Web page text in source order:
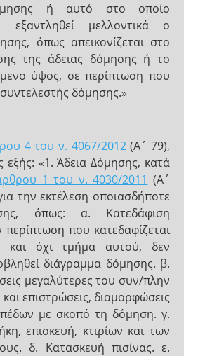
ή αυτό στο οποίο
εξαντληθεί μελλοντικά ο
όπως απεικονίζεται στο
της άδειας δόμησης ή το
ύψος, σε περίπτωση που
συντελεστής δόμησης.»
4 του ν. 4067/2012(Α΄ 79),
εξής: «1. Άδεια Δόμησης, κατά
1 του ν. 4030/2011 (Α΄
την εκτέλεση οποιασδήποτε
όπως: α. Κατεδάφιση
που κατεδαφίζεται
και όχι τμήμα αυτού, δεν
διάγραμμα δόμησης. β.
μεγαλύτερες του συν/πλην
επιστρώσεις, διαμορφώσεις
με σκοπό τη δόμηση. γ.
επισκευή, κτιρίων και των
δ. Κατασκευή πισίνας. ε.